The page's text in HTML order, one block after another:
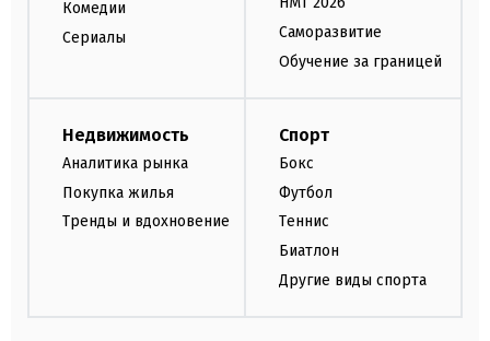
Комедии
Сериалы
Саморазвитие
Обучение за границей
Недвижимость
Аналитика рынка
Покупка жилья
Тренды и вдохновение
Спорт
Бокс
Футбол
Теннис
Биатлон
Другие виды спорта